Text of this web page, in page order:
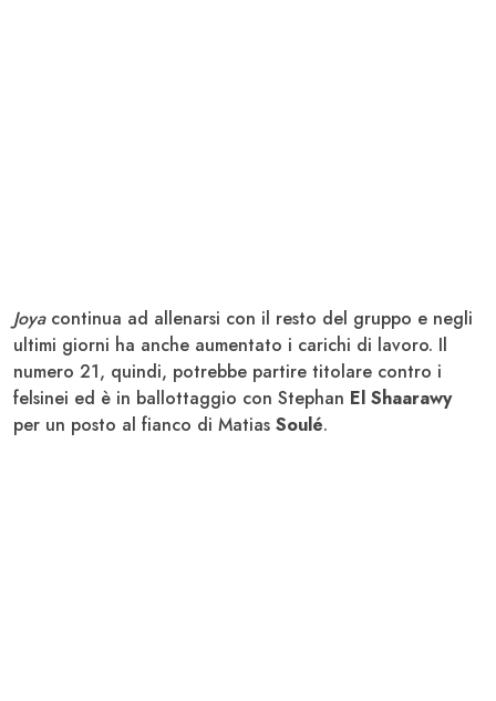
Joyacontinua ad allenarsi con il resto del gruppo e negli
ultimi giorni ha anche aumentato i carichi di lavoro. Il
numero 21, quindi, potrebbe partire titolare contro i
felsinei ed è in ballottaggio con Stephan El Shaarawy
per un posto al fianco di Matias Soulé.